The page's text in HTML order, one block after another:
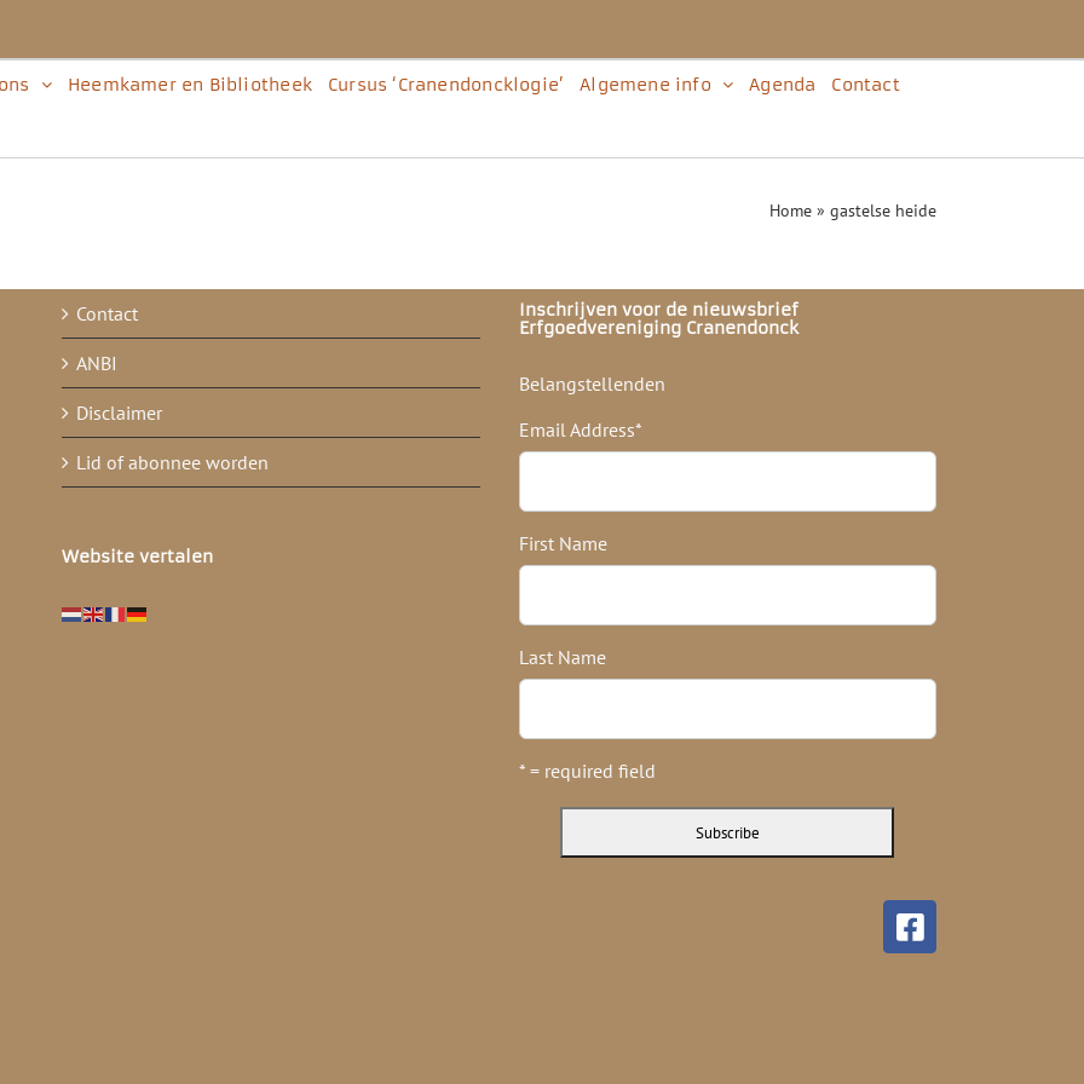
Heemkamer en Bibliotheek Cursus ‘Cranendoncklogie’ Algemene info Agenda Contact
Home » gastelse heide
Contact
ANBI
Disclaimer
Lid of abonnee worden
Website vertalen
Inschrijven voor de nieuwsbrief
Erfgoedvereniging Cranendonck
Belangstellenden
Email Address*
First Name
Last Name
* = required field
Facebook